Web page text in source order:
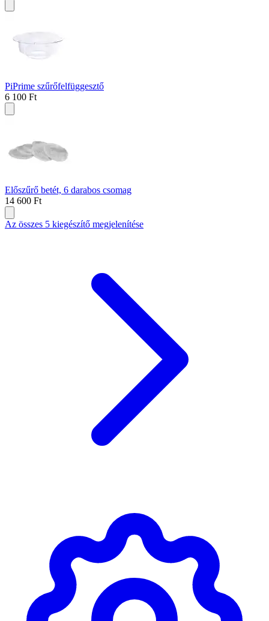
PiPrime szűrőfelfüggesztő
6 100 Ft
Előszűrő betét, 6 darabos csomag
14 600 Ft
Az összes 5 kiegészítő megjelenítése